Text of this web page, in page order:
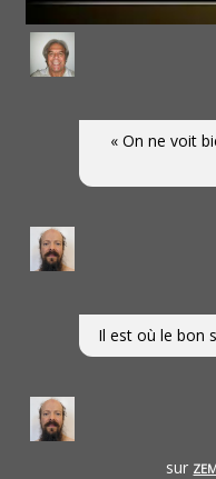
« On ne voit
Il est où le bon
sur